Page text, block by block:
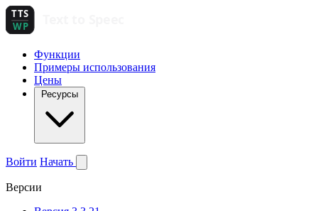
Функции
Примеры использования
Цены
Ресурсы
Войти Начать
Версии